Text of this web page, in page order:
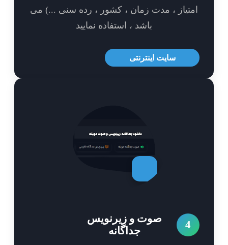
، مدت زمان ، کشور ، رده سنی ...) می
باشد ، استفاده نمایید
سایت اینترنتی
صوت و زیرنویس
جداگانه